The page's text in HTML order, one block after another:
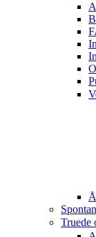
Truede